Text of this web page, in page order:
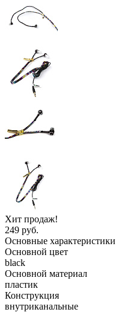
Хит продаж!
249 руб.
Основные характеристики
Основной цвет
black
Основной материал
пластик
Конструкция
внутриканальные